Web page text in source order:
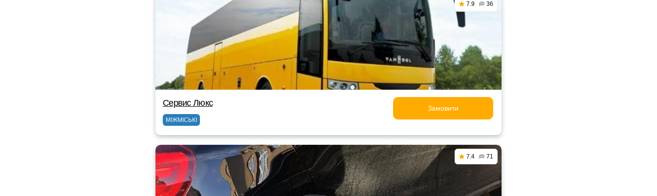
7.9 36
Сервис Люкс
МІЖМІСЬКІ
Замовити
7.4 71